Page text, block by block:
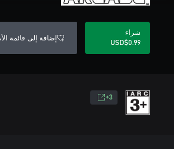
شراء
USD$0.99
إضافة إلى قائمة
3+